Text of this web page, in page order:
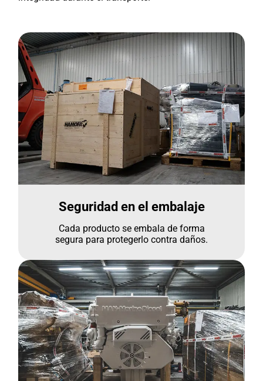
Seguridad en el embalaje
Cada producto se embala de forma
segura para protegerlo contra daños.